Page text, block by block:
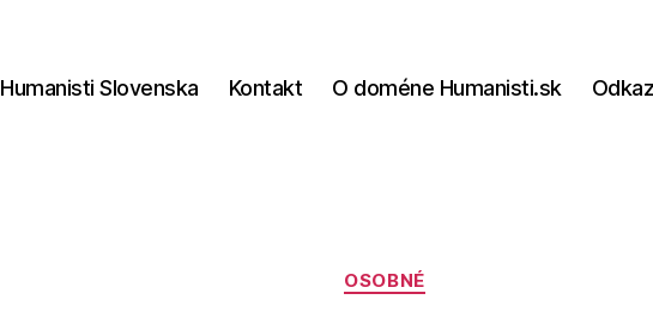
Humanisti Slovenska Kontakt O doméne Humanisti.sk
Kategórie
OSOBNÉ